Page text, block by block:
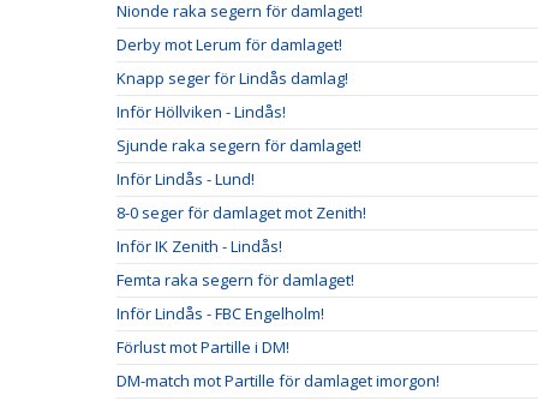
Nionde raka segern för damlaget!
Derby mot Lerum för damlaget!
Knapp seger för Lindås damlag!
Inför Höllviken - Lindås!
Sjunde raka segern för damlaget!
Inför Lindås - Lund!
8-0 seger för damlaget mot Zenith!
Inför IK Zenith - Lindås!
Femta raka segern för damlaget!
Inför Lindås - FBC Engelholm!
Förlust mot Partille i DM!
DM-match mot Partille för damlaget imorgon!